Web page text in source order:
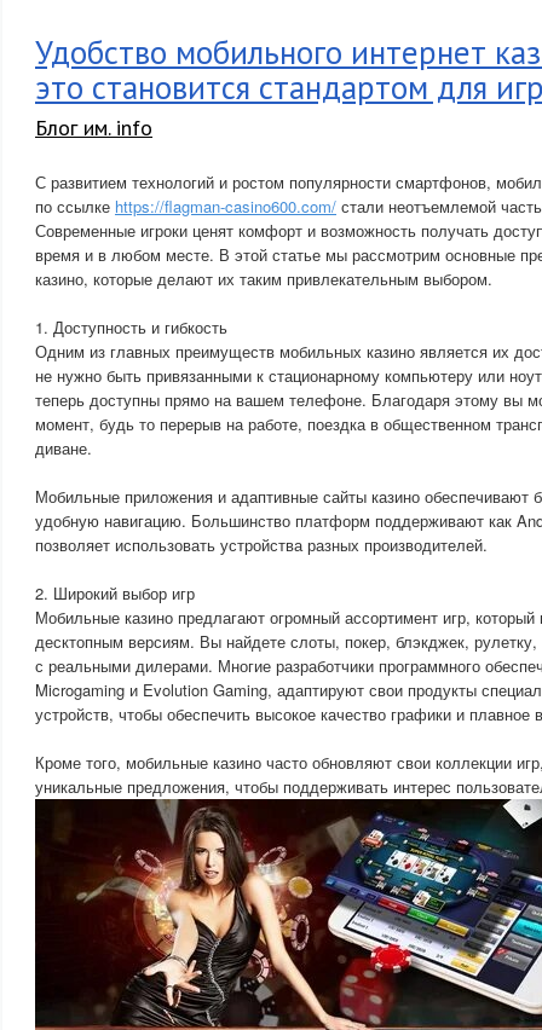
Удобство мобильного интернет
это становится стандартом для
Блог им. info
С развитием технологий и ростом популярности смартфонов,
по ссылке https://flagman-casino600.com/ стали неотъемлемой
Современные игроки ценят комфорт и возможность получать
время и в любом месте. В этой статье мы рассмотрим основные
казино, которые делают их таким привлекательным выбором.
1. Доступность и гибкость
Одним из главных преимуществ мобильных казино является их
не нужно быть привязанными к стационарному компьютеру или
теперь доступны прямо на вашем телефоне. Благодаря этому вы
момент, будь то перерыв на работе, поездка в общественном
диване.
Мобильные приложения и адаптивные сайты казино обеспечивают
удобную навигацию. Большинство платформ поддерживают как
позволяет использовать устройства разных производителей.
2. Широкий выбор игр
Мобильные казино предлагают огромный ассортимент игр, который
десктопным версиям. Вы найдете слоты, покер, блэкджек,
с реальными дилерами. Многие разработчики программного
Microgaming и Evolution Gaming, адаптируют свои продукты
устройств, чтобы обеспечить высокое качество графики и плавное
Кроме того, мобильные казино часто обновляют свои коллекции
уникальные предложения, чтобы поддерживать интерес